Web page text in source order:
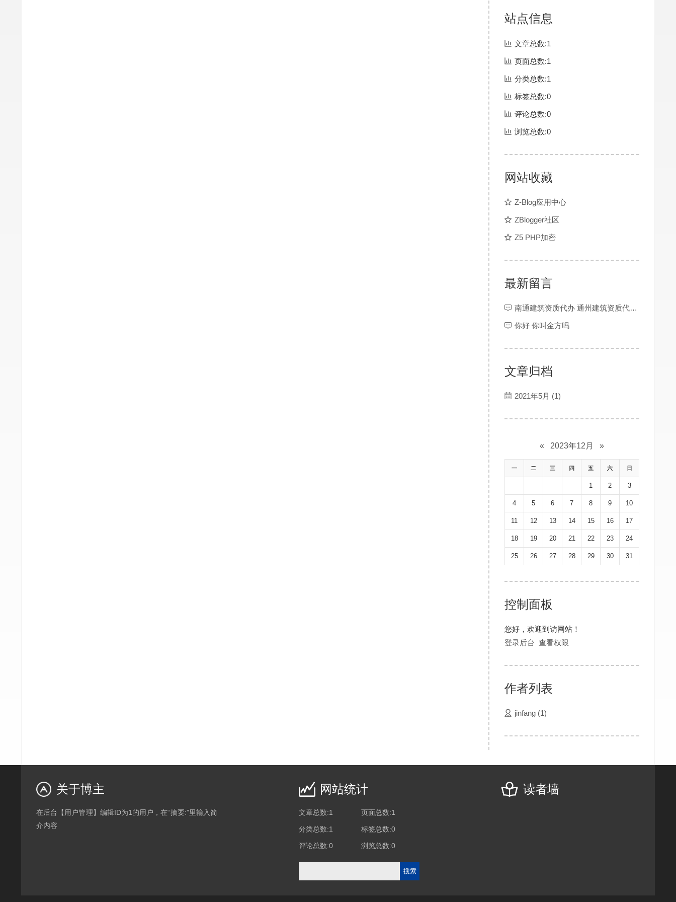
站点信息
文章总数:1
页面总数:1
分类总数:1
标签总数:0
评论总数:0
浏览总数:0
网站收藏
Z-Blog应用中心
ZBlogger社区
Z5 PHP加密
最新留言
南通建筑资质代办 通州建筑资质代办 灌南建筑资质代办 金湖建筑资质代办 大丰建筑资质代办 响水建筑资质代办 滨海资质代办 阜宁建筑资质代办 射阳资质代办 建湖建筑资质代办 东台建筑资质代办 宝应建筑资质代办 仪征建筑资质代办 江阴建筑资质代办 宜兴建筑资质代办 昆山建筑资质代办 张家港建筑资质代办 太仓建筑资质代办 靖江建筑资质代办 泰兴建筑资质代办 丹阳建筑资质代办 扬中建筑资质代办 建筑资质交易平台 海安建筑资质代办 如东建筑资质代办 如皋建筑资质代办 宿迁资质代办 镇江建筑资质代办 扬州资质办理 盐城建筑资质代办 连云港建筑资质代办 苏州建筑资质代办 常州建筑资质代办 徐州建筑资质代办 无锡建筑资质代办 南京资质代办 南通资质代办
你好 你叫金方吗
文章归档
2021年5月 (1)
« 2023年12月 »
一 二 三 四 五 六 日
1 2 3
4 5 6 7 8 9 10
11 12 13 14 15 16 17
18 19 20 21 22 23 24
25 26 27 28 29 30 31
控制面板
您好，欢迎到访网站！
登录后台 查看权限
作者列表
jinfang (1)
关于博主
在后台【用户管理】编辑ID为1的用户，在“摘要:”里输入简
介内容
网站统计
文章总数:1 页面总数:1
分类总数:1 标签总数:0
评论总数:0 浏览总数:0
读者墙